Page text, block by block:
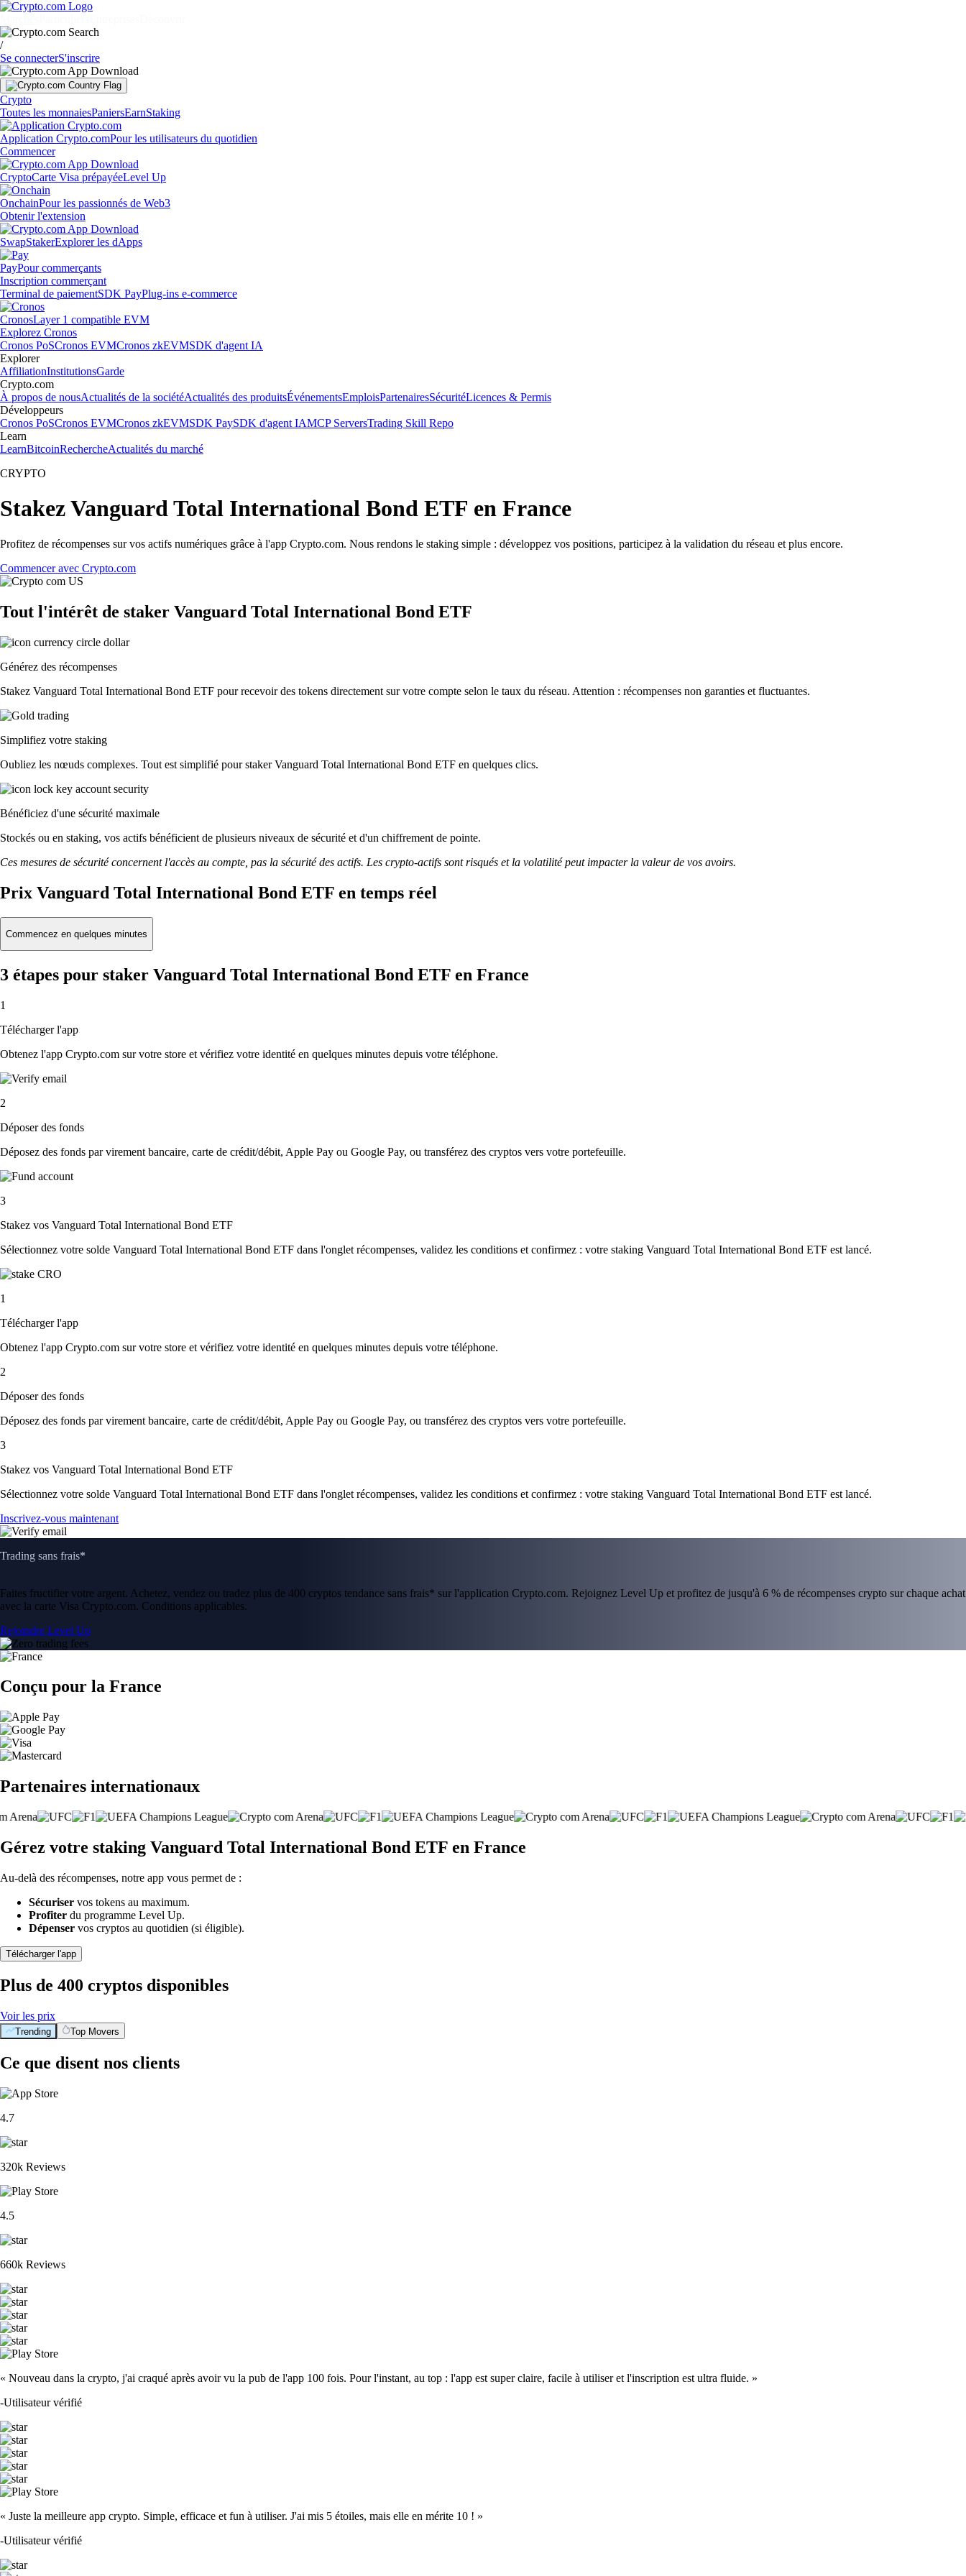
/
Se connecterS'inscrire
Crypto
Toutes les monnaiesPaniersEarnStaking
Application Crypto.comPour les utilisateurs du quotidien
Commencer
CryptoCarte Visa prépayéeLevel Up
OnchainPour les passionnés de Web3
Obtenir l'extension
SwapStakerExplorer les dApps
PayPour commerçants
Inscription commerçant
Terminal de paiementSDK PayPlug-ins e-commerce
CronosLayer 1 compatible EVM
Explorez Cronos
Cronos PoSCronos EVMCronos zkEVMSDK d'agent IA
Explorer
AffiliationInstitutionsGarde
Crypto.com
À propos de nousActualités de la sociétéActualités des produitsÉvénementsEmploisPartenairesSécuritéLicences & Permis
Développeurs
Cronos PoSCronos EVMCronos zkEVMSDK PaySDK d'agent IAMCP ServersTrading Skill Repo
Learn
LearnBitcoinRechercheActualités du marché
CRYPTO
Stakez Vanguard Total International Bond ETF en France
Profitez de récompenses sur vos actifs numériques grâce à l'app Crypto.com. Nous rendons le staking simple : développez vos positions, participez à la validation du réseau et plus encore.
Commencer avec Crypto.com
Tout l'intérêt de staker Vanguard Total International Bond ETF
Générez des récompenses
Stakez Vanguard Total International Bond ETF pour recevoir des tokens directement sur votre compte selon le taux du réseau. Attention : récompenses non garanties et fluctuantes.
Simplifiez votre staking
Oubliez les nœuds complexes. Tout est simplifié pour staker Vanguard Total International Bond ETF en quelques clics.
Bénéficiez d'une sécurité maximale
Stockés ou en staking, vos actifs bénéficient de plusieurs niveaux de sécurité et d'un chiffrement de pointe.
Ces mesures de sécurité concernent l'accès au compte, pas la sécurité des actifs. Les crypto-actifs sont risqués et la volatilité peut impacter la valeur de vos avoirs.
Prix Vanguard Total International Bond ETF en temps réel
Commencez en quelques minutes
3 étapes pour staker Vanguard Total International Bond ETF en France
1
Télécharger l'app
Obtenez l'app Crypto.com sur votre store et vérifiez votre identité en quelques minutes depuis votre téléphone.
2
Déposer des fonds
Déposez des fonds par virement bancaire, carte de crédit/débit, Apple Pay ou Google Pay, ou transférez des cryptos vers votre portefeuille.
3
Stakez vos Vanguard Total International Bond ETF
Sélectionnez votre solde Vanguard Total International Bond ETF dans l'onglet récompenses, validez les conditions et confirmez : votre staking Vanguard Total International Bond ETF est lancé.
1
Télécharger l'app
Obtenez l'app Crypto.com sur votre store et vérifiez votre identité en quelques minutes depuis votre téléphone.
2
Déposer des fonds
Déposez des fonds par virement bancaire, carte de crédit/débit, Apple Pay ou Google Pay, ou transférez des cryptos vers votre portefeuille.
3
Stakez vos Vanguard Total International Bond ETF
Sélectionnez votre solde Vanguard Total International Bond ETF dans l'onglet récompenses, validez les conditions et confirmez : votre staking Vanguard Total International Bond ETF est lancé.
Inscrivez-vous maintenant
Trading sans frais*
Faites fructifier votre argent. Achetez, vendez ou tradez plus de 400 cryptos tendance sans frais* sur l'application Crypto.com. Rejoignez Level Up et profitez de jusqu'à 6 % de récompenses crypto sur chaque achat
avec la carte Visa Crypto.com. Conditions applicables.
Rejoindre Level Up
Conçu pour la France
Partenaires internationaux
Gérez votre staking Vanguard Total International Bond ETF en France
Au-delà des récompenses, notre app vous permet de :
Sécuriser vos tokens au maximum.
Profiter du programme Level Up.
Dépenser vos cryptos au quotidien (si éligible).
Télécharger l'app
Plus de 400 cryptos disponibles
Voir les prix
Trending Top Movers
Ce que disent nos clients
4.7
320k Reviews
4.5
660k Reviews
« Nouveau dans la crypto, j'ai craqué après avoir vu la pub de l'app 100 fois. Pour l'instant, au top : l'app est super claire, facile à utiliser et l'inscription est ultra fluide. »
-Utilisateur vérifié
« Juste la meilleure app crypto. Simple, efficace et fun à utiliser. J'ai mis 5 étoiles, mais elle en mérite 10 ! »
-Utilisateur vérifié